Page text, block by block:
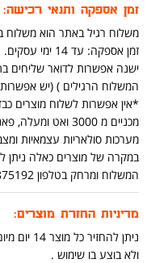
זמן אספקה ותנאי רכישה:
משלוח רגיל באתר הוא משלוח
זמן אספקה: עד 14 ימי עסקים.
המשלוח הרגילים ) (יש
*אין אפשרות לשלוח מוצרים
מערכות סולאריות עצמאיות ומצברים
במקרה של מוצרים כאלה ניתן
המשלוח ומרחק בטלפון 0556875192
מדיניות החזרת מוצרים:
ניתן
ולא בוצע בו שימוש .